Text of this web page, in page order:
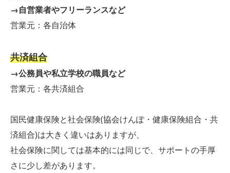
→自営業者やフリーランスなど
営業元：各自治体
共済組合
→公務員や私立学校の職員など
営業元：各共済組合
国民健康保険と社会保険(協会けんぽ・健康保険組合・共
済組合)は大きく違いはありますが、
社会保険に関しては基本的には同じで、サポートの手厚
さに少し差があります。